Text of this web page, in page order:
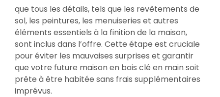
que tous les détails, tels que les revêtements de
sol, les peintures, les menuiseries et autres
éléments essentiels à la finition de la maison,
sont inclus dans l’offre. Cette étape est cruciale
pour éviter les mauvaises surprises et garantir
que votre future maison en bois clé en main soit
prête à être habitée sans frais supplémentaires
imprévus.